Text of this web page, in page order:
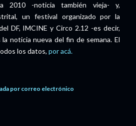
2010 -noticia también vieja- y,
un festival organizado por la
DF, IMCINE y Circo 2.12 -es decir,
noticia nueva del fin de semana. El
los datos, por acá.
por correo electrónico